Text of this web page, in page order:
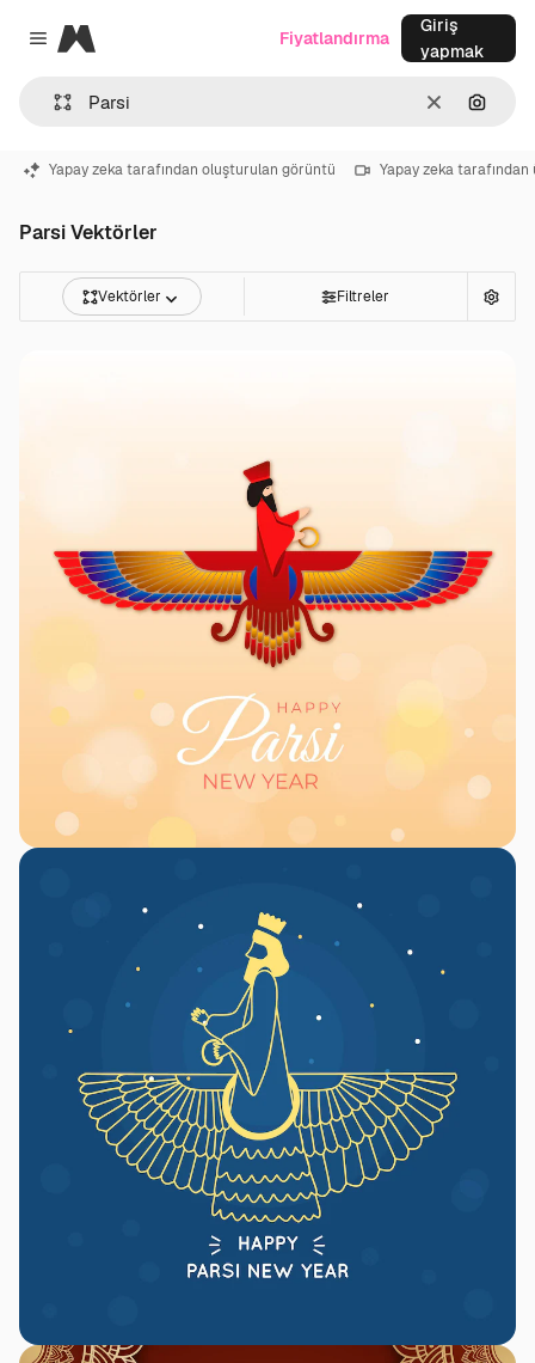
Close menu
Magnific
Temizlemek
Fiyatlandırma
Giriş
yapmak
Yapay zeka tarafından oluşturulan görüntü Yapay zeka
Parsi Vektörler
Vektörler Filtreler